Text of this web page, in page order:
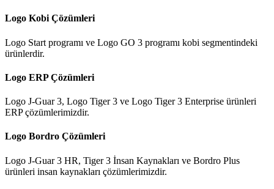
Logo Kobi Çözümleri
Logo Start programı ve Logo GO 3 programı kobi segmentindeki
ürünlerdir.
Logo ERP Çözümleri
Logo J-Guar 3, Logo Tiger 3 ve Logo Tiger 3 Enterprise ürünleri
ERP çözümlerimizdir.
Logo Bordro Çözümleri
Logo J-Guar 3 HR, Tiger 3 İnsan Kaynakları ve Bordro Plus
ürünleri insan kaynakları çözümlerimizdir.